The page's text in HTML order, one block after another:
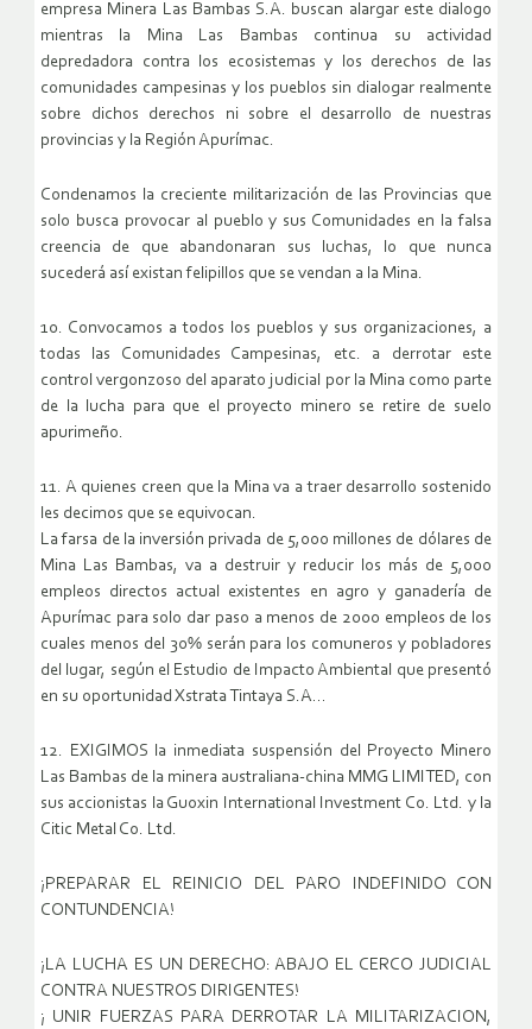
empresa Minera Las Bambas S.A. buscan alargar este dialogo
mientras la Mina Las Bambas continua su actividad
depredadora contra los ecosistemas y los derechos de las
comunidades campesinas y los pueblos sin dialogar realmente
sobre dichos derechos ni sobre el desarrollo de nuestras
provincias y la Región Apurímac.
Condenamos la creciente militarización de las Provincias que
solo busca provocar al pueblo y sus Comunidades en la falsa
creencia de que abandonaran sus luchas, lo que nunca
sucederá así existan felipillos que se vendan a la Mina.
10. Convocamos a todos los pueblos y sus organizaciones, a
todas las Comunidades Campesinas, etc. a derrotar este
control vergonzoso del aparato judicial por la Mina como parte
de la lucha para que el proyecto minero se retire de suelo
apurimeño.
11. A quienes creen que la Mina va a traer desarrollo sostenido
les decimos que se equivocan.
La farsa de la inversión privada de 5,000 millones de dólares de
Mina Las Bambas, va a destruir y reducir los más de 5,000
empleos directos actual existentes en agro y ganadería de
Apurímac para solo dar paso a menos de 2000 empleos de los
cuales menos del 30% serán para los comuneros y pobladores
del lugar, según el Estudio de Impacto Ambiental que presentó
en su oportunidad Xstrata Tintaya S.A…
12. EXIGIMOS la inmediata suspensión del Proyecto Minero
Las Bambas de la minera australiana-china MMG LIMITED, con
sus accionistas la Guoxin International Investment Co. Ltd. y la
Citic Metal Co. Ltd.
¡PREPARAR EL REINICIO DEL PARO INDEFINIDO CON
CONTUNDENCIA!
¡LA LUCHA ES UN DERECHO: ABAJO EL CERCO JUDICIAL
CONTRA NUESTROS DIRIGENTES!
¡ UNIR FUERZAS PARA DERROTAR LA MILITARIZACION,